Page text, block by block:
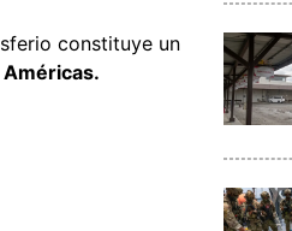
constituye un